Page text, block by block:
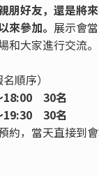
朋好友，還是將
來參加。 展示會
和大家進行交流。
順序）
18:00 30名
19:30 30名
約，當天直接到